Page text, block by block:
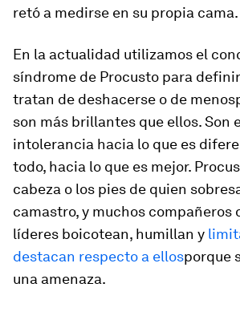
retó a medirse en su propia cama.
En la actualidad utilizamos el
síndrome de Procusto para
tratan de deshacerse o de
son más brillantes que ellos. Son
intolerancia hacia lo que es
todo, hacia lo que es mejor.
cabeza o los pies de quien
camastro, y muchos compañeros
líderes boicotean, humillan y
destacan respecto a ellosporque
una amenaza.